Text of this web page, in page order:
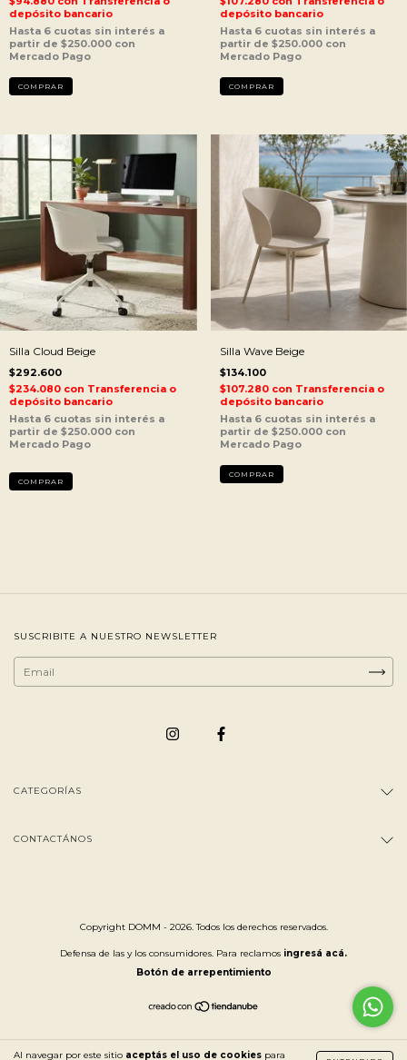
Al navegar por este sitio aceptás el uso de cookies para
depósito bancario
depósito bancario
Silla Cloud Beige
$292.600
$234.080 con Transferencia o
depósito bancario
Silla Wave Beige
$134.100
$107.280 con Transferencia o
depósito bancario
SUSCRIBITE A NUESTRO NEWSLETTER
CATEGORÍAS
CONTACTÁNOS
Copyright DOMM - 2026. Todos los derechos reservados.
Defensa de las y los consumidores. Para reclamos ingresá acá.
Botón de arrepentimiento